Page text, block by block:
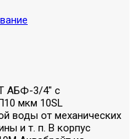
АБФ-3/4" с
мкм 10SL
воды от механических
и т. п. В корпус